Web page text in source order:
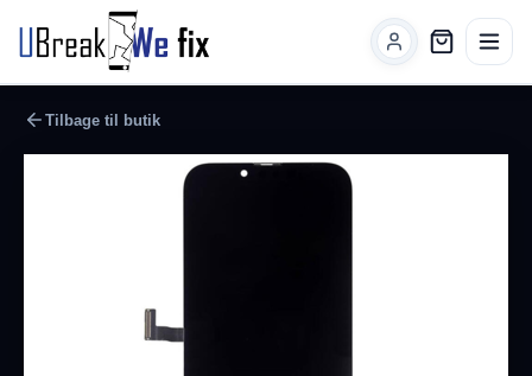
Tilbage til butik